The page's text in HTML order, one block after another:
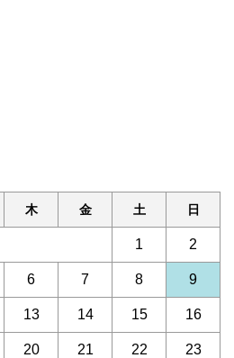
木 金 土 日
1 2
6 7 8 9
13 14 15 16
20 21 22 23